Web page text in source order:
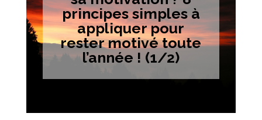
principes simples à
appliquer pour
rester motivé toute
l’année ! (1/2)